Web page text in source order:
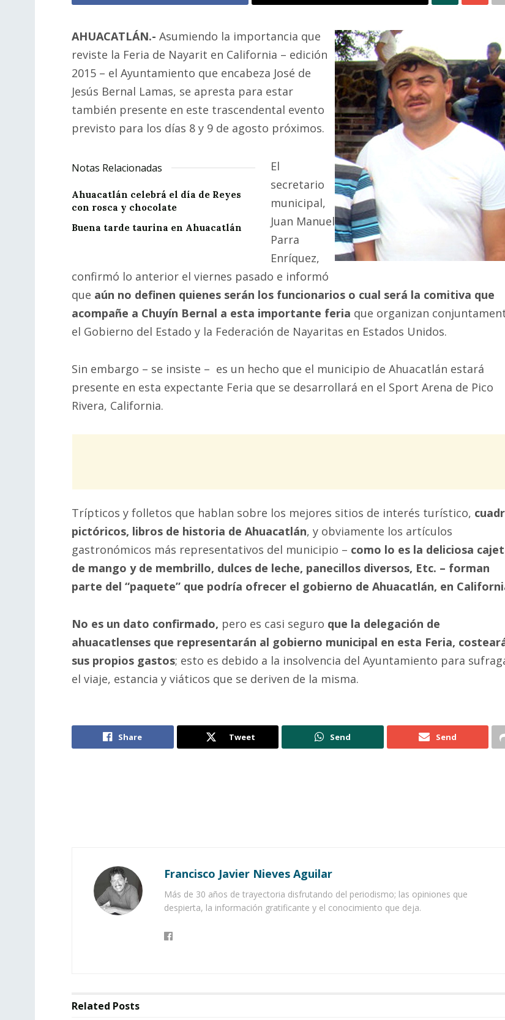
AHUACATLÁN.- Asumiendo la importancia que
reviste la Feria de Nayarit en California – edición
2015 – el Ayuntamiento que encabeza José de
Jesús Bernal Lamas, se apresta para estar
también presente en este trascendental evento
previsto para los días 8 y 9 de agosto próximos.
Notas Relacionadas
Ahuacatlán celebrá el día de Reyes
con rosca y chocolate
Buena tarde taurina en Ahuacatlán
El
secretario
municipal,
Juan Manuel
Parra
Enríquez,
confirmó lo anterior el viernes pasado e informó
que aún no definen quienes serán los funcionarios o cual será la comitiva que
acompañe a Chuyín Bernal a esta importante feria que organizan
el Gobierno del Estado y la Federación de Nayaritas en Estados Unidos.
Sin embargo – se insiste – es un hecho que el municipio de Ahuacatlán estará
presente en esta expectante Feria que se desarrollará en el Sport Arena de Pico
Rivera, California.
Trípticos y folletos que hablan sobre los mejores sitios de interés turístico,
pictóricos, libros de historia de Ahuacatlán, y obviamente los artículos
gastronómicos más representativos del municipio – como lo es la deliciosa
de mango y de membrillo, dulces de leche, panecillos diversos, Etc. – forman
parte del “paquete” que podría ofrecer el gobierno de Ahuacatlán, en
No es un dato confirmado, pero es casi seguro que la delegación de
ahuacatlenses que representarán al gobierno municipal en esta Feria,
sus propios gastos; esto es debido a la insolvencia del Ayuntamiento para
el viaje, estancia y viáticos que se deriven de la misma.
Share Tweet Send Send
Francisco Javier Nieves Aguilar
Más de 30 años de trayectoria disfrutando del periodismo; las opiniones que
despierta, la información gratificante y el conocimiento que deja.
Related Posts